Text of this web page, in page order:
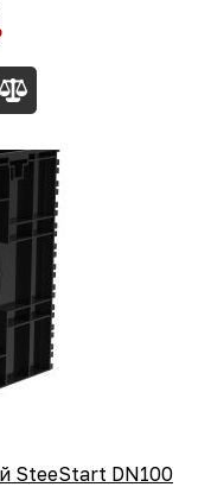
SteeStart DN100